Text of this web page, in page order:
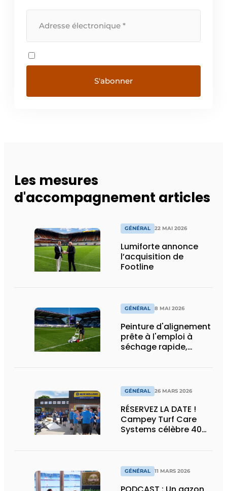
Les mesures
d'accompagnement articles
GÉNÉRAL 22 MAI 2026
Lumiforte annonce
l’acquisition de
Footline
GÉNÉRAL 8 MAI 2026
Peinture d'alignement
prête à l'emploi à
séchage rapide,
GÉNÉRAL 26 MARS 2026
RÉSERVEZ LA DATE !
Campey Turf Care
Systems célèbre 40
GÉNÉRAL 11 MARS 2026